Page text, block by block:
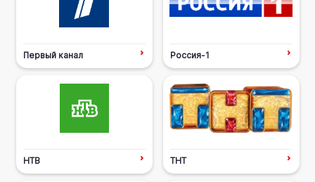
Первый канал Россия-1
НТВ ТНТ